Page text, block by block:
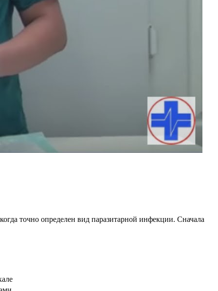
точно определен вид паразитарной инфекции. Сначала